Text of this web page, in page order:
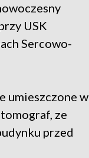
USK
Sercowo-
umieszczone w
ze
przed